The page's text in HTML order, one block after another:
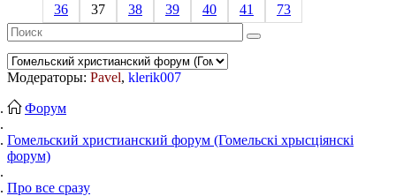
36
37 38 39 40 41 73
Модераторы: Pavel, klerik007
Форум
Гомельский христианский форум (Гомельскі хрысціянскі
форум)
Про все сразу